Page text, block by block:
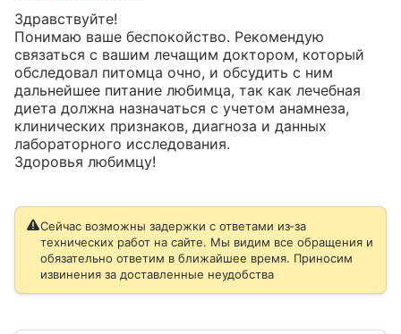
Здравствуйте!
Понимаю ваше беспокойство. Рекомендую
связаться с вашим лечащим доктором, который
обследовал питомца очно, и обсудить с ним
дальнейшее питание любимца, так как лечебная
диета должна назначаться с учетом анамнеза,
клинических признаков, диагноза и данных
лабораторного исследования.
Здоровья любимцу!
Сейчас возможны задержки с ответами из‑за
технических работ на сайте. Мы видим все обращения и
обязательно ответим в ближайшее время. Приносим
извинения за доставленные неудобства